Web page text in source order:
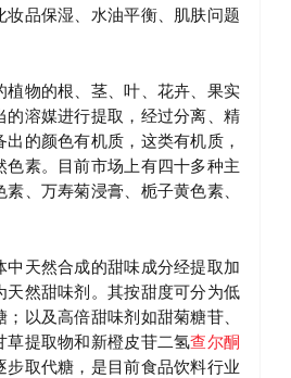
妆品保湿、水油平衡、肌肤问题
植物的根、茎、叶、花卉、果实
溶媒进行提取，经过分离、精
的颜色有机质，这类有机质，
素。目前市场上有四十多种主
、万寿菊浸膏、栀子黄色素、
天然合成的甜味成分经提取加
天然甜味剂。其按甜度可分为低
以及高倍甜味剂如甜菊糖苷、
草提取物和新橙皮苷二氢查尔酮
取代糖，是目前食品饮料行业